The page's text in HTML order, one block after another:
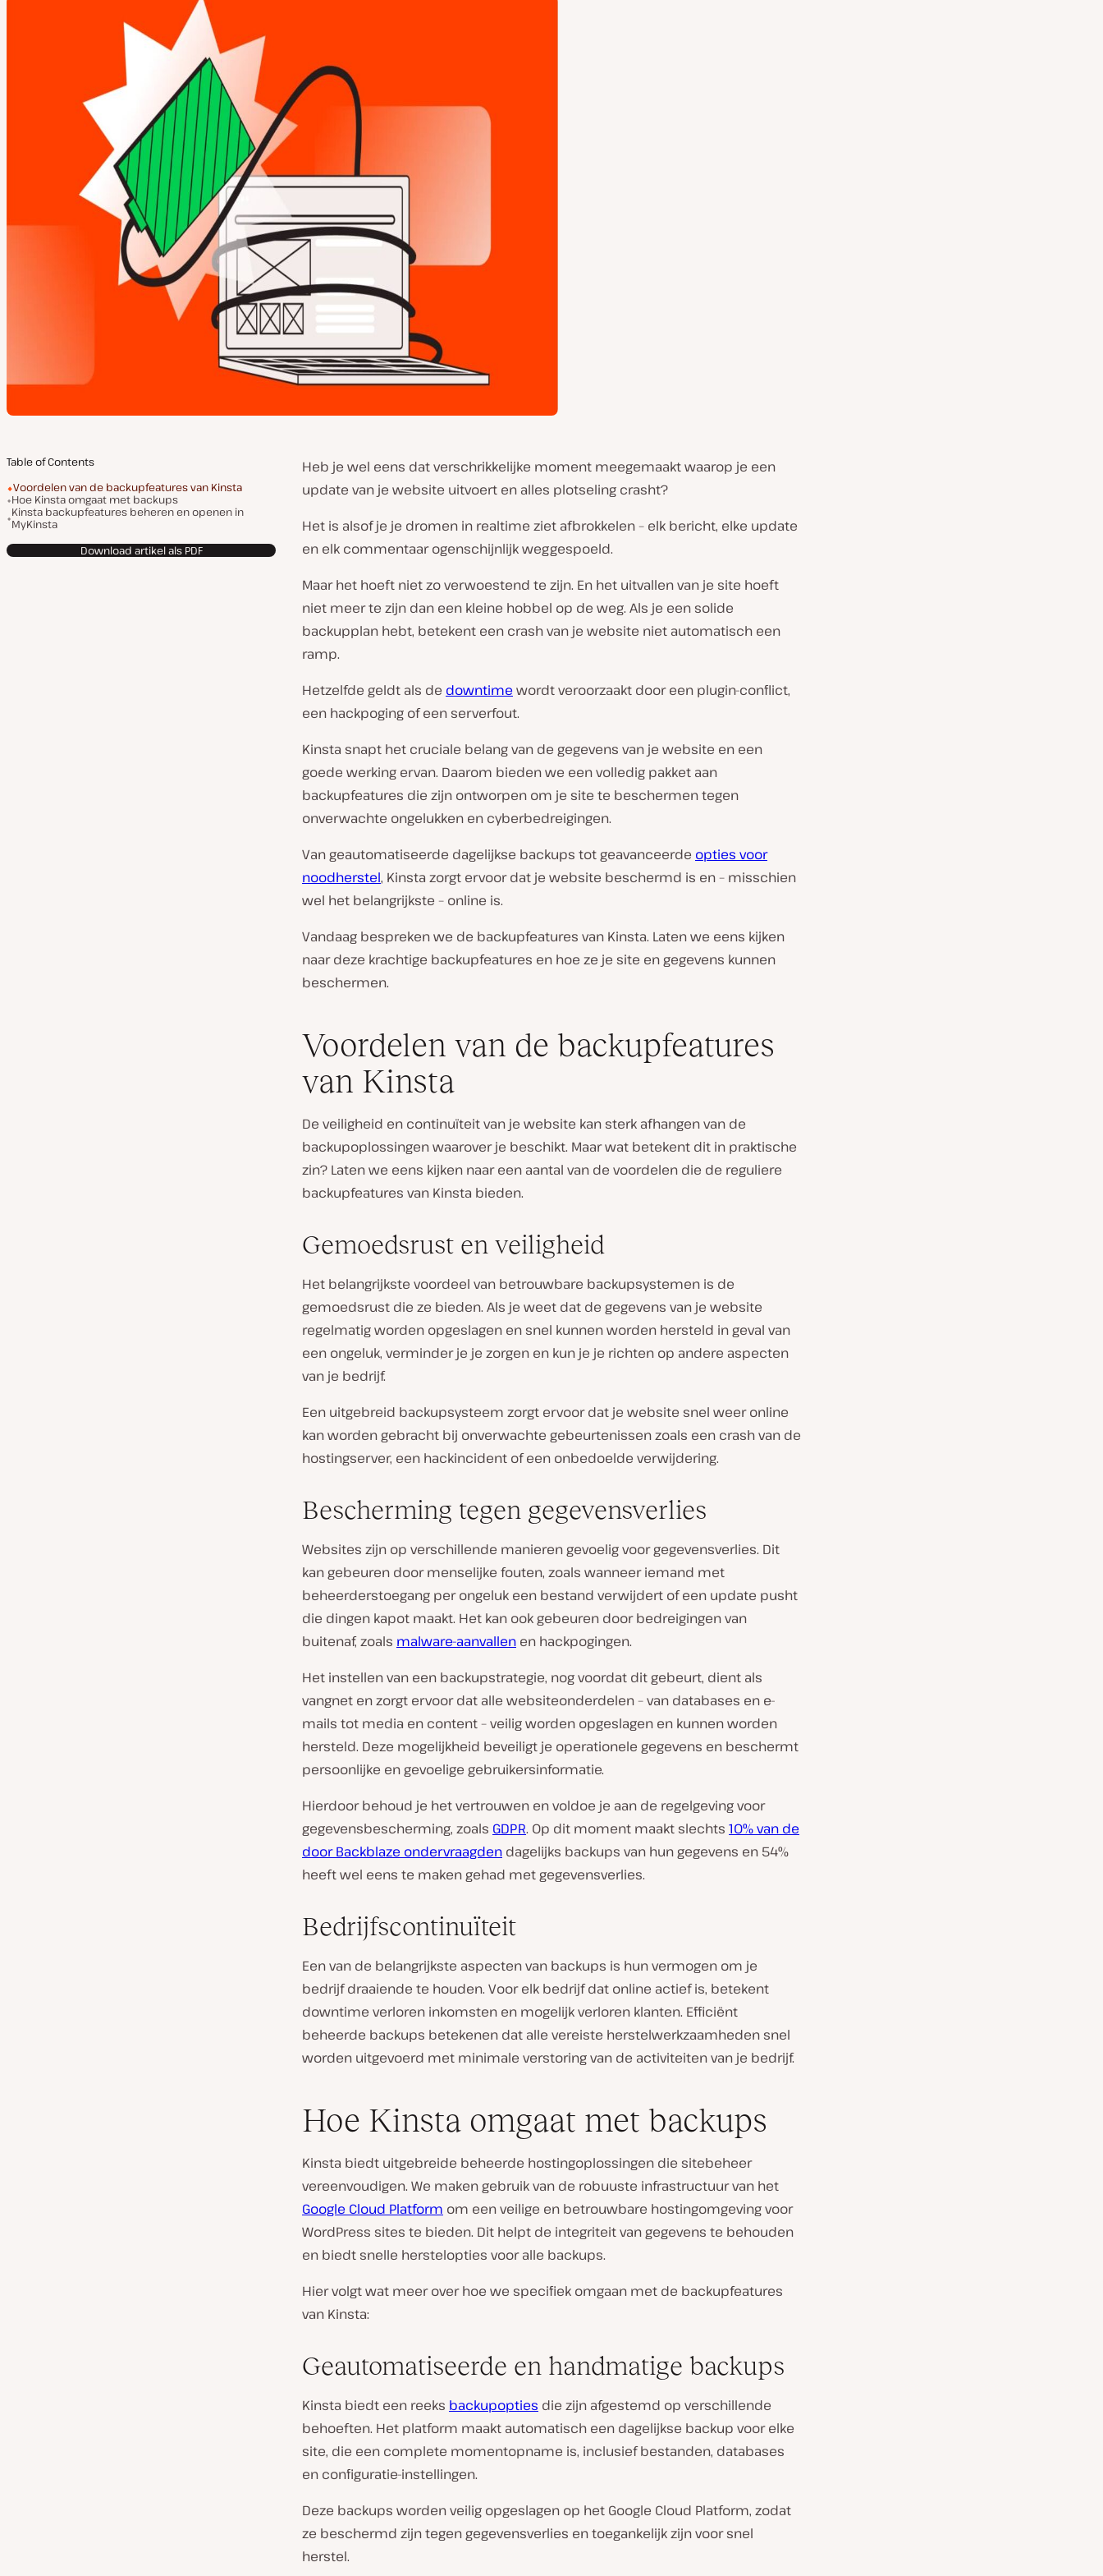
Table of Contents
Voordelen van de backupfeatures van Kinsta
Hoe Kinsta omgaat met backups
Kinsta backupfeatures beheren en openen in
MyKinsta
Download artikel als PDF
Heb je wel eens dat verschrikkelijke moment meegemaakt waarop je een
update van je website uitvoert en alles plotseling crasht?
Het is alsof je je dromen in realtime ziet afbrokkelen – elk bericht, elke update
en elk commentaar ogenschijnlijk weggespoeld.
Maar het hoeft niet zo verwoestend te zijn. En het uitvallen van je site hoeft
niet meer te zijn dan een kleine hobbel op de weg. Als je een solide
backupplan hebt, betekent een crash van je website niet automatisch een
ramp.
Hetzelfde geldt als de downtime wordt veroorzaakt door een plugin-conflict,
een hackpoging of een serverfout.
Kinsta snapt het cruciale belang van de gegevens van je website en een
goede werking ervan. Daarom bieden we een volledig pakket aan
backupfeatures die zijn ontworpen om je site te beschermen tegen
onverwachte ongelukken en cyberbedreigingen.
Van geautomatiseerde dagelijkse backups tot geavanceerde opties voor
noodherstel, Kinsta zorgt ervoor dat je website beschermd is en – misschien
wel het belangrijkste – online is.
Vandaag bespreken we de backupfeatures van Kinsta. Laten we eens kijken
naar deze krachtige backupfeatures en hoe ze je site en gegevens kunnen
beschermen.
Voordelen van de backupfeatures
van Kinsta
De veiligheid en continuïteit van je website kan sterk afhangen van de
backupoplossingen waarover je beschikt. Maar wat betekent dit in praktische
zin? Laten we eens kijken naar een aantal van de voordelen die de reguliere
backupfeatures van Kinsta bieden.
Gemoedsrust en veiligheid
Het belangrijkste voordeel van betrouwbare backupsystemen is de
gemoedsrust die ze bieden. Als je weet dat de gegevens van je website
regelmatig worden opgeslagen en snel kunnen worden hersteld in geval van
een ongeluk, verminder je je zorgen en kun je je richten op andere aspecten
van je bedrijf.
Een uitgebreid backupsysteem zorgt ervoor dat je website snel weer online
kan worden gebracht bij onverwachte gebeurtenissen zoals een crash van de
hostingserver, een hackincident of een onbedoelde verwijdering.
Bescherming tegen gegevensverlies
Websites zijn op verschillende manieren gevoelig voor gegevensverlies. Dit
kan gebeuren door menselijke fouten, zoals wanneer iemand met
beheerderstoegang per ongeluk een bestand verwijdert of een update pusht
die dingen kapot maakt. Het kan ook gebeuren door bedreigingen van
buitenaf, zoals malware-aanvallen en hackpogingen.
Het instellen van een backupstrategie, nog voordat dit gebeurt, dient als
vangnet en zorgt ervoor dat alle websiteonderdelen – van databases en e-
mails tot media en content – veilig worden opgeslagen en kunnen worden
hersteld. Deze mogelijkheid beveiligt je operationele gegevens en beschermt
persoonlijke en gevoelige gebruikersinformatie.
Hierdoor behoud je het vertrouwen en voldoe je aan de regelgeving voor
gegevensbescherming, zoals GDPR. Op dit moment maakt slechts 10% van de
door Backblaze ondervraagden dagelijks backups van hun gegevens en 54%
heeft wel eens te maken gehad met gegevensverlies.
Bedrijfscontinuïteit
Een van de belangrijkste aspecten van backups is hun vermogen om je
bedrijf draaiende te houden. Voor elk bedrijf dat online actief is, betekent
downtime verloren inkomsten en mogelijk verloren klanten. Efficiënt
beheerde backups betekenen dat alle vereiste herstelwerkzaamheden snel
worden uitgevoerd met minimale verstoring van de activiteiten van je bedrijf.
Hoe Kinsta omgaat met backups
Kinsta biedt uitgebreide beheerde hostingoplossingen die sitebeheer
vereenvoudigen. We maken gebruik van de robuuste infrastructuur van het
Google Cloud Platform om een veilige en betrouwbare hostingomgeving voor
WordPress sites te bieden. Dit helpt de integriteit van gegevens te behouden
en biedt snelle herstelopties voor alle backups.
Hier volgt wat meer over hoe we specifiek omgaan met de backupfeatures
van Kinsta:
Geautomatiseerde en handmatige backups
Kinsta biedt een reeks backupopties die zijn afgestemd op verschillende
behoeften. Het platform maakt automatisch een dagelijkse backup voor elke
site, die een complete momentopname is, inclusief bestanden, databases
en configuratie-instellingen.
Deze backups worden veilig opgeslagen op het Google Cloud Platform, zodat
ze beschermd zijn tegen gegevensverlies en toegankelijk zijn voor snel
herstel.